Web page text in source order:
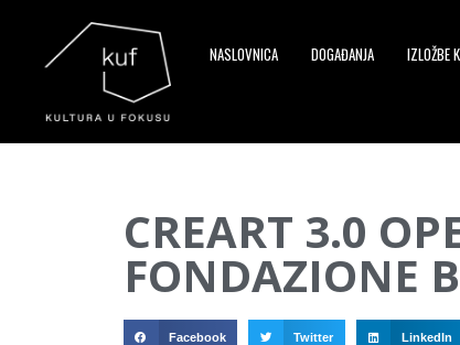
NASLOVNICA DOGAĐANJA IZLOŽBE
CREART 3.0
FONDAZIONE
Facebook Twitter LinkedIn